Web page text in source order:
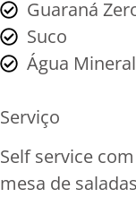
Guaraná
Suco
Água Mineral
Serviço
Self service
mesa de